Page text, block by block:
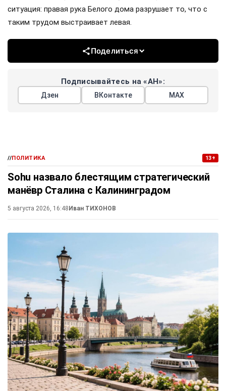
ситуация: правая рука Белого дома разрушает то, что с
таким трудом выстраивает левая.
Поделиться
Подписывайтесь на «АН»:
Дзен ВКонтакте МАХ
//ПОЛИТИКА 13+
Sohu назвало блестящим стратегический
манёвр Сталина с Калининградом
5 августа 2026, 16:48 Иван ТИХОНОВ